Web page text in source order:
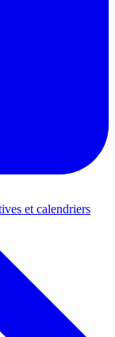
et calendriers